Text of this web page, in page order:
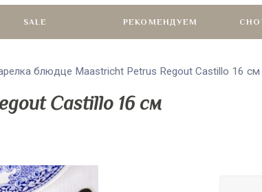
SALE РЕКОМЕНДУЕМ
блюдце Maastricht Petrus Regout Castillo 16 см
Castillo 16 см